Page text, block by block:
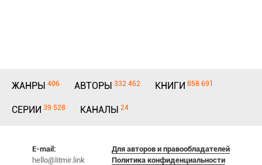
ЖАНРЫ 406 АВТОРЫ 332 462 КНИГИ 858 691
СЕРИИ 39 528 КАНАЛЫ 24
E-mail:
hello@litmir.link
Для авторов и правообладателей
Политика конфиденциальности